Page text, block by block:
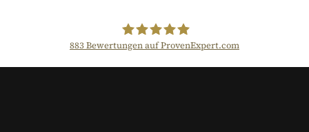
Der Fairsicherungsladen GmbH
883Bewertungen auf ProvenExpert.com